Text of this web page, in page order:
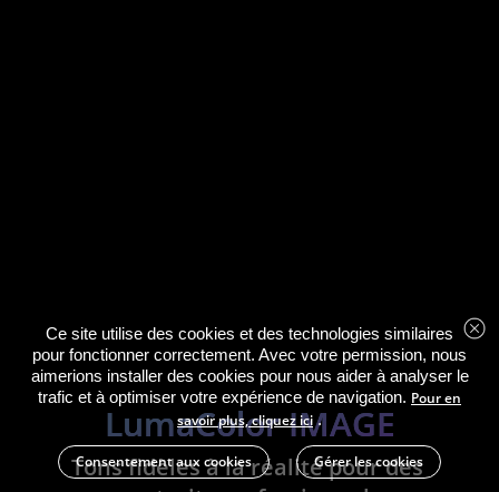
LumaColor IMAGE
Tons fidèles à la réalité pour des
Ce site utilise des cookies et des technologies similaires
pour fonctionner correctement. Avec votre permission, nous
aimerions installer des cookies pour nous aider à analyser le
trafic et à optimiser votre expérience de navigation. Pour en
savoir plus, cliquez ici.
Consentement aux cookies Gérer les cookies